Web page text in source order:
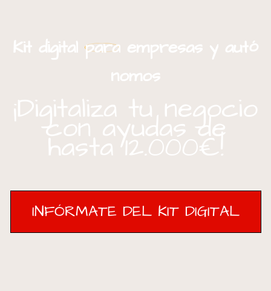
Kit digital para empresas y autó
nomos
¡Digitaliza tu negocio
con ayudas de
hasta 12.000€!
INFÓRMATE DEL KIT DIGITAL
INFÓRMATE DEL KIT DIGITAL